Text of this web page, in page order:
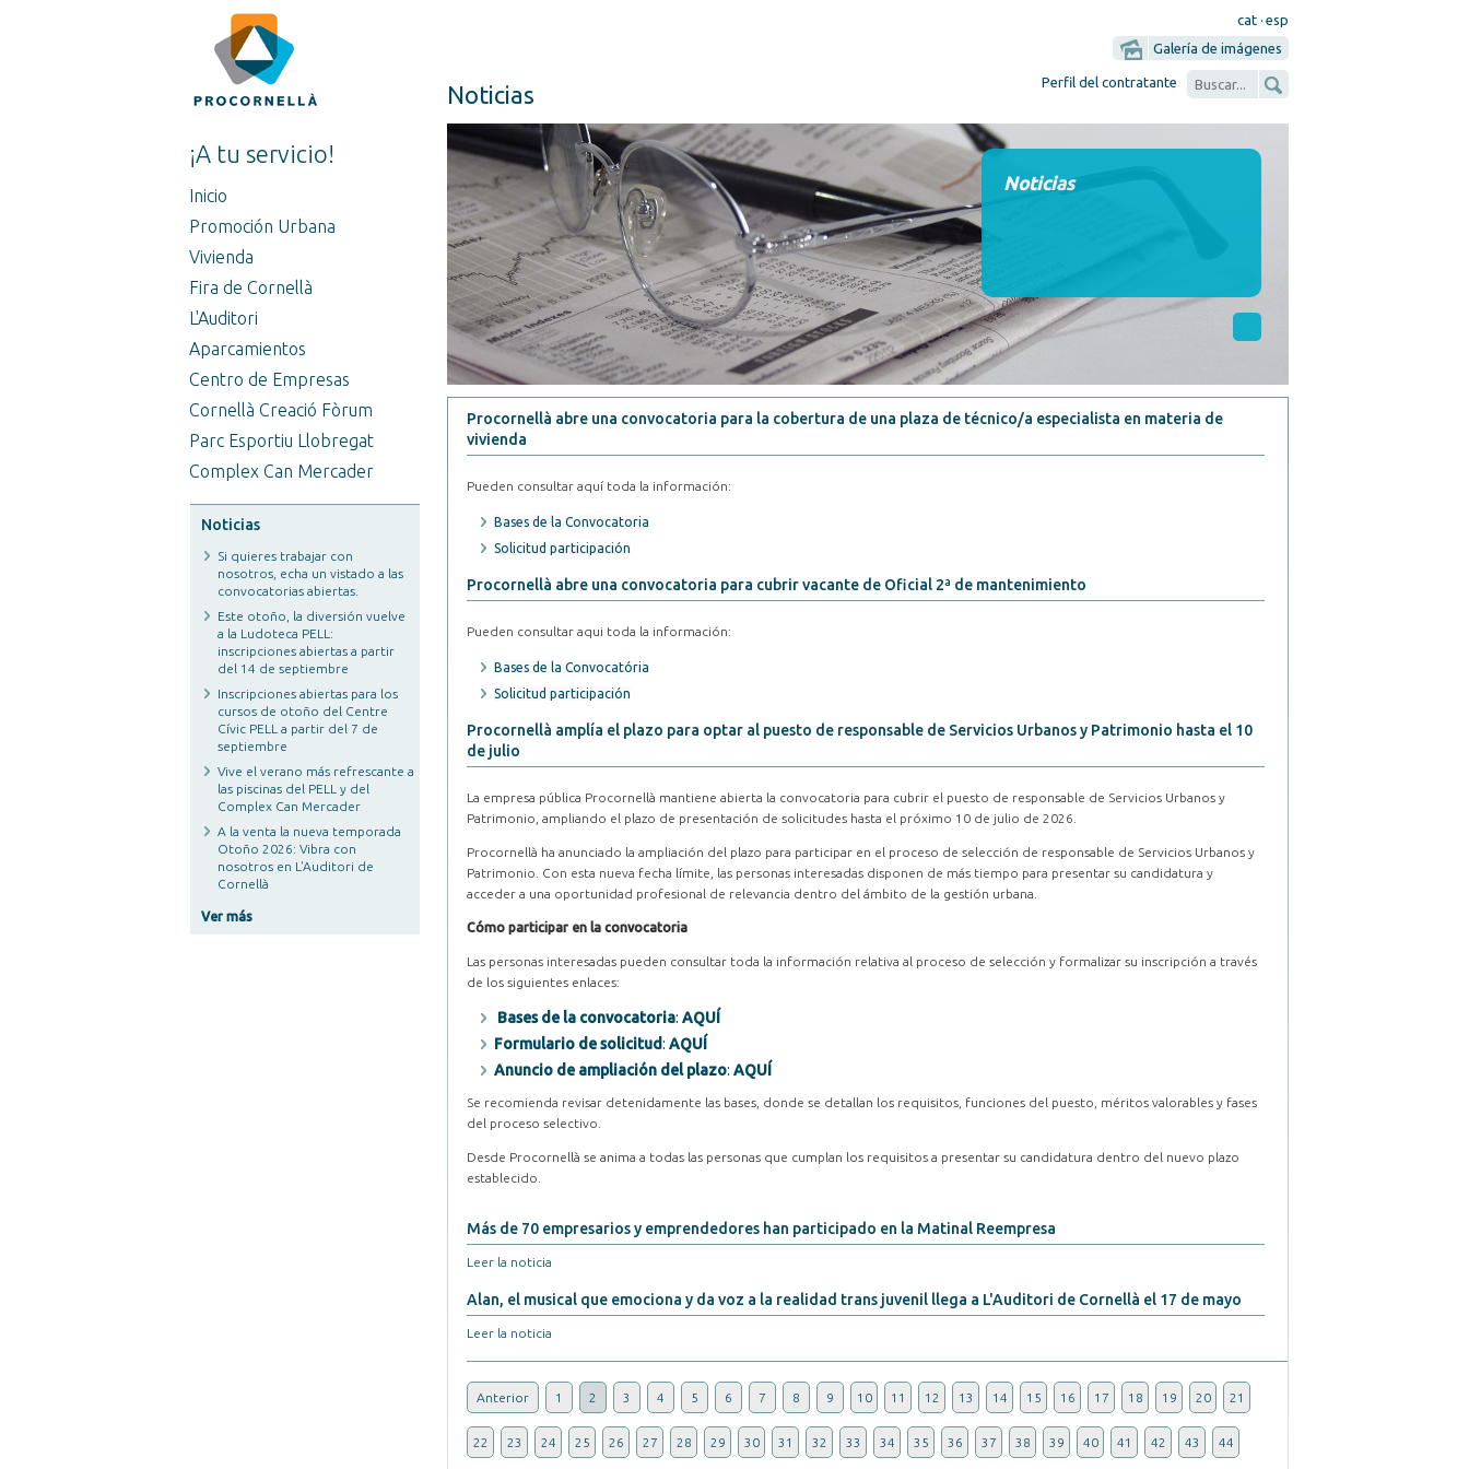
cat · esp
Galería de imágenes
Perfil del contratante
¡A tu servicio!
Inicio
Promoción Urbana
Vivienda
Fira de Cornellà
L'Auditori
Aparcamientos
Centro de Empresas
Cornellà Creació Fòrum
Parc Esportiu Llobregat
Complex Can Mercader
Noticias
Si quieres trabajar con
nosotros, echa un vistado a las
convocatorias abiertas.
Este otoño, la diversión vuelve
a la Ludoteca PELL:
inscripciones abiertas a partir
del 14 de septiembre
Inscripciones abiertas para los
cursos de otoño del Centre
Cívic PELL a partir del 7 de
septiembre
Vive el verano más refrescante a
las piscinas del PELL y del
Complex Can Mercader
A la venta la nueva temporada
Otoño 2026: Vibra con
nosotros en L'Auditori de
Cornellà
Ver más
Noticias
Noticias
Procornellà abre una convocatoria para la cobertura de una plaza de técnico/a especialista en materia de
vivienda
Pueden consultar aquí toda la información:
Bases de la Convocatoria
Solicitud participación
Procornellà abre una convocatoria para cubrir vacante de Oficial 2ª de mantenimiento
Pueden consultar aqui toda la información:
Bases de la Convocatória
Solicitud participación
Procornellà amplía el plazo para optar al puesto de responsable de Servicios Urbanos y Patrimonio hasta el 10
de julio
La empresa pública Procornellà mantiene abierta la convocatoria para cubrir el puesto de responsable de Servicios Urbanos y
Patrimonio, ampliando el plazo de presentación de solicitudes hasta el próximo 10 de julio de 2026.
Procornellà ha anunciado la ampliación del plazo para participar en el proceso de selección de responsable de Servicios Urbanos y
Patrimonio. Con esta nueva fecha límite, las personas interesadas disponen de más tiempo para presentar su candidatura y
acceder a una oportunidad profesional de relevancia dentro del ámbito de la gestión urbana.
Cómo participar en la convocatoria
Las personas interesadas pueden consultar toda la información relativa al proceso de selección y formalizar su inscripción a través
de los siguientes enlaces:
Bases de la convocatoria: AQUÍ
Formulario de solicitud: AQUÍ
Anuncio de ampliación del plazo: AQUÍ
Se recomienda revisar detenidamente las bases, donde se detallan los requisitos, funciones del puesto, méritos valorables y fases
del proceso selectivo.
Desde Procornellà se anima a todas las personas que cumplan los requisitos a presentar su candidatura dentro del nuevo plazo
establecido.
Más de 70 empresarios y emprendedores han participado en la Matinal Reempresa
Leer la noticia
Alan, el musical que emociona y da voz a la realidad trans juvenil llega a L'Auditori de Cornellà el 17 de mayo
Leer la noticia
Anterior 1 2 3 4 5 6 7 8 9 10 11 12 13 14 15 16 17 18 19 20 21
22 23 24 25 26 27 28 29 30 31 32 33 34 35 36 37 38 39 40 41 42 43 44